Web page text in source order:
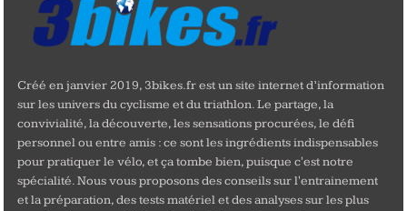
Créé en janvier 2019, 3bikes.fr est un site internet d’information
sur les univers du cyclisme et du triathlon. Le partage, la
convivialité, la découverte, les sensations procurées, le défi
personnel ou entre amis : ce sont les ingrédients indispensables
pour pratiquer le vélo, et ça tombe bien, puisque c'est notre
spécialité. Nous vous proposons des conseils sur l'entrainement
et la préparation, des tests matériel et des analyses sur les plus